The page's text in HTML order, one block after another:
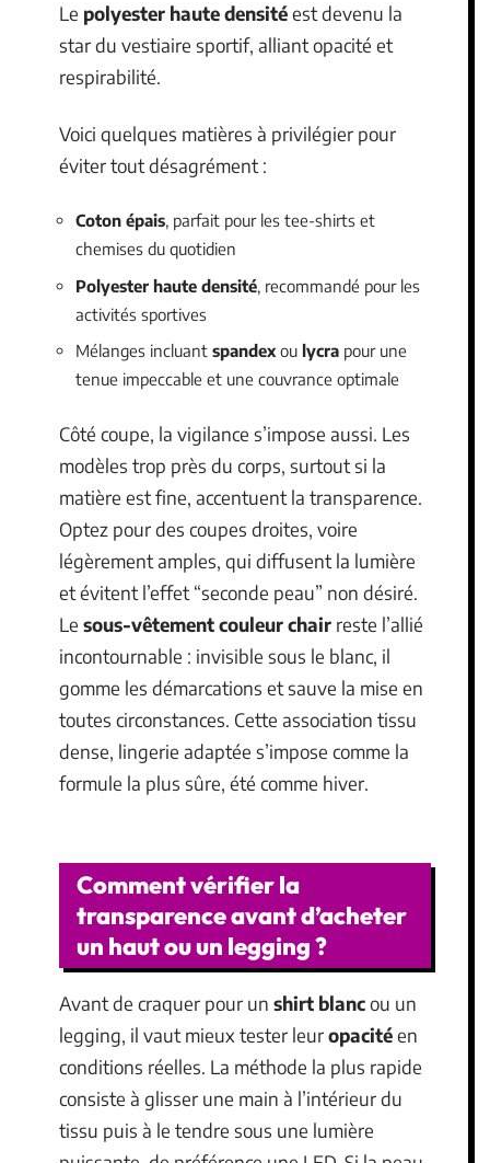
Le polyester haute densitéest devenu la
star du vestiaire sportif, alliant opacité et
respirabilité.
Voici quelques matières à privilégier pour
éviter tout désagrément :
Coton épais, parfait pour les tee-shirts et
chemises du quotidien
Polyester haute densité , recommandé pour les
activités sportives
Mélanges incluant spandex ou lycra pour une
tenue impeccable et une couvrance optimale
Côté coupe, la vigilance s’impose aussi. Les
modèles trop près du corps, surtout si la
matière est fine, accentuent la transparence.
Optez pour des coupes droites, voire
légèrement amples, qui diffusent la lumière
et évitent l’effet “seconde peau” non désiré.
Le sous-vêtement couleur chair reste l’allié
incontournable : invisible sous le blanc, il
gomme les démarcations et sauve la mise en
toutes circonstances. Cette association tissu
dense, lingerie adaptée s’impose comme la
formule la plus sûre, été comme hiver.
Comment vérifier la
transparence avant d’acheter
un haut ou un legging ?
Avant de craquer pour un shirt blancou un
legging, il vaut mieux tester leuropacitéen
conditions réelles. La méthode la plus rapide
consiste à glisser une main à l’intérieur du
tissu puis à le tendre sous une lumière